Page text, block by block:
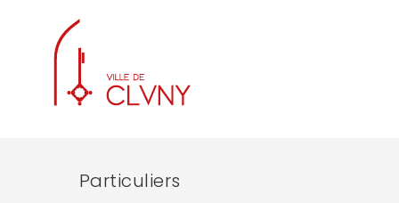
Particuliers